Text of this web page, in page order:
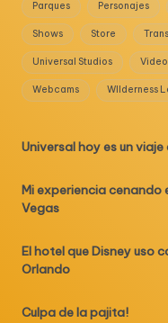
Parques Personajes
Shows Store
Universal Studios Video
Webcams WIlderness
Universal hoy es un viaje
Mi experiencia cenando
Vegas
El hotel que Disney uso
Orlando
Culpa de la pajita!